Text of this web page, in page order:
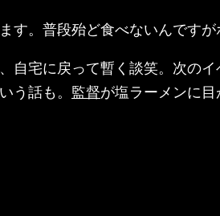
す。普段殆ど食べないんですが
自宅に戻って暫く談笑。次の
う話も。 監督が塩ラーメンに